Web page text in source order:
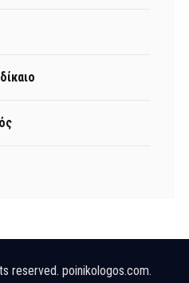
reserved. poinikologos.com.